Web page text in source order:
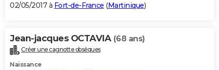
02/05/2017 à Fort-de-France (Martinique)
Jean-jacques OCTAVIA (68 ans)
Créer une cagnotte obsèques
Naissance